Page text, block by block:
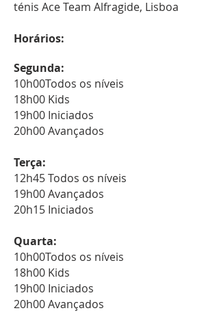
ténis Ace Team Alfragide, Lisboa
Horários:
Segunda:
10h00Todos os níveis
18h00 Kids
19h00 Iniciados
20h00 Avançados
Terça:
12h45 Todos os níveis
19h00 Avançados
20h15 Iniciados
Quarta:
10h00Todos os níveis
18h00 Kids
19h00 Iniciados
20h00 Avançados